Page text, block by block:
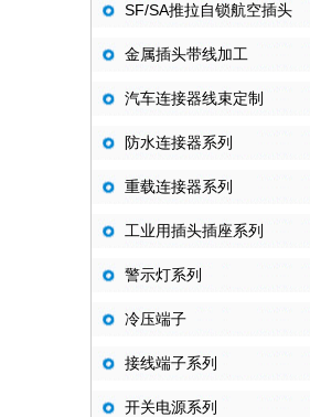
SF/SA推拉自锁航空插头
金属插头带线加工
汽车连接器线束定制
防水连接器系列
重载连接器系列
工业用插头插座系列
警示灯系列
冷压端子
接线端子系列
开关电源系列